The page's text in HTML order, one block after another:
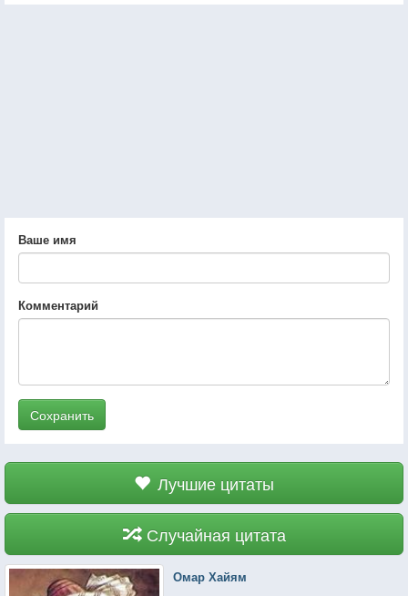
Ваше имя
Комментарий
Сохранить
Лучшие цитаты
Случайная цитата
Омар Хайям